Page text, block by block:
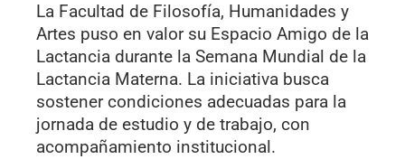
La Facultad de Filosofía, Humanidades y
Artes puso en valor su Espacio Amigo de la
Lactancia durante la Semana Mundial de la
Lactancia Materna. La iniciativa busca
sostener condiciones adecuadas para la
jornada de estudio y de trabajo, con
acompañamiento institucional.